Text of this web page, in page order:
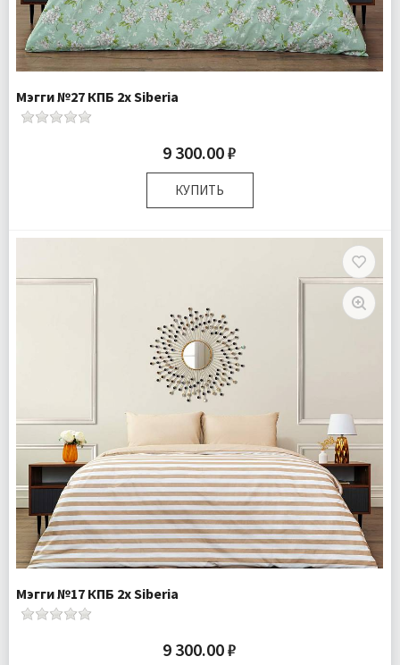
Мэгги №27 КПБ 2х Siberia
9 300.00 ₽
КУПИТЬ
Пододеяльник 1 шт Простыня 1 шт
Наволочки 2 шт
Ткань:
Ранфорс
Бесплатно
Мэгги №17 КПБ 2х Siberia
9 300.00 ₽